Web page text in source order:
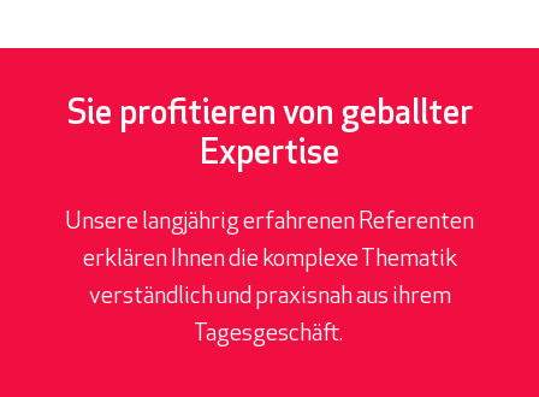
Sie profitieren von geballter
Expertise
Unsere langjährig erfahrenen Referenten
erklären Ihnen die komplexe Thematik
verständlich und praxisnah aus ihrem
Tagesgeschäft.